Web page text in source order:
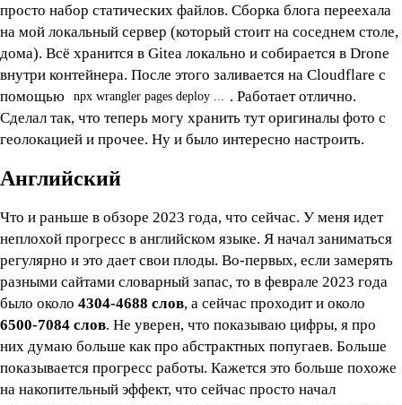
просто набор статических файлов. Сборка блога переехала
на мой локальный сервер (который стоит на соседнем столе,
дома). Всё хранится в Gitea локально и собирается в Drone
внутри контейнера. После этого заливается на Cloudflare с
помощью
npx wrangler pages deploy ... . Работает отлично.
Сделал так, что теперь могу хранить тут оригиналы фото с
геолокацией и прочее. Ну и было интересно настроить.
Английский
Что и раньше в обзоре 2023 года, что сейчас. У меня идет
неплохой прогресс в английском языке. Я начал заниматься
регулярно и это дает свои плоды. Во-первых, если замерять
разными сайтами словарный запас, то в феврале 2023 года
было около 4304-4688 слов, а сейчас проходит и около
6500-7084 слов. Не уверен, что показываю цифры, я про
них думаю больше как про абстрактных попугаев. Больше
показывается прогресс работы. Кажется это больше похоже
на накопительный эффект, что сейчас просто начал